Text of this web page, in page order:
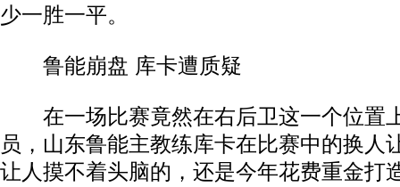
少一胜一平。
鲁能崩盘 库卡遭质疑
在一场比赛竟然在右后卫这一个位置
员，山东鲁能主教练库卡在比赛中的换人
让人摸不着头脑的，还是今年花费重金打